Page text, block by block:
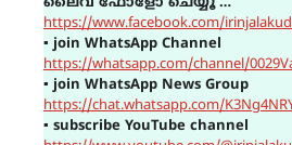
https://www.facebook.com/
▪ join WhatsApp Channel
https://whatsapp.com/channel/
▪ join WhatsApp News Group
https://chat.whatsapp.com/
▪ subscribe YouTube channel